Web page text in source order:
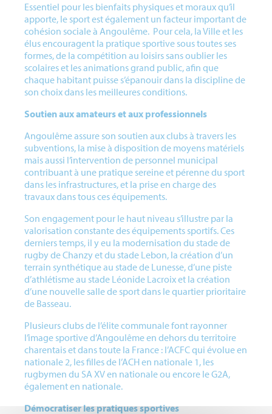
Essentiel pour les bienfaits physiques et moraux qu’il
apporte, le sport est également un facteur important de
cohésion sociale à Angoulême. Pour cela, la Ville et les
élus encouragent la pratique sportive sous toutes ses
formes, de la compétition au loisirs sans oublier les
scolaires et les animations grand public, afin que
chaque habitant puisse s’épanouir dans la discipline de
son choix dans les meilleures conditions.
Soutien aux amateurs et aux professionnels
Angoulême assure son soutien aux clubs à travers les
subventions, la mise à disposition de moyens matériels
mais aussi l’intervention de personnel municipal
contribuant à une pratique sereine et pérenne du sport
dans les infrastructures, et la prise en charge des
travaux dans tous ces équipements.
Son engagement pour le haut niveau s’illustre par la
valorisation constante des équipements sportifs. Ces
derniers temps, il y eu la modernisation du stade de
rugby de Chanzy et du stade Lebon, la création d’un
terrain synthétique au stade de Lunesse, d’une piste
d’athlétisme au stade Léonide Lacroix et la création
d’une nouvelle salle de sport dans le quartier prioritaire
de Basseau.
Plusieurs clubs de l’élite communale font rayonner
l’image sportive d’Angoulême en dehors du territoire
charentais et dans toute la France : l’ACFC qui évolue en
nationale 2, les filles de l’ACH en nationale 1, les
rugbymen du SA XV en nationale ou encore le G2A,
également en nationale.
Démocratiser les pratiques sportives